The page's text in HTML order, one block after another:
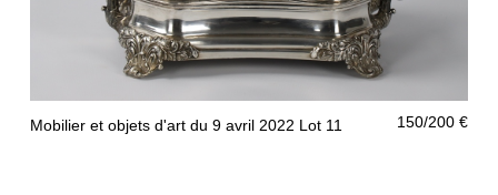
Mobilier et objets d'art du 9 avril 2022 Lot 11 150/200 €